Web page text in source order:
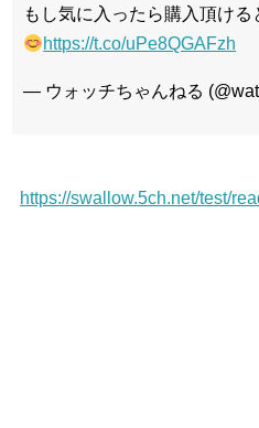
もし気に入ったら購入頂け
https://t.co/uPe8QGAFzh
— ウォッチちゃんねる
https://swallow.5ch.net/test/